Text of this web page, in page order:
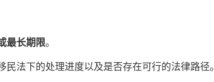
最长期限。
法下的处理进度以及是否存在可行的法律路径。